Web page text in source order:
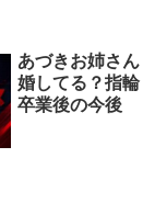
あづきお姉さ
婚してる？指
卒業後の今後